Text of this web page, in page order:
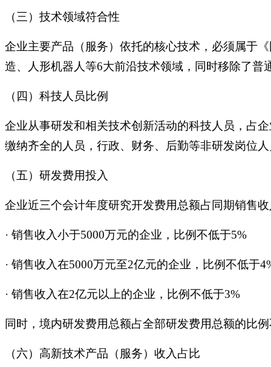
（三）技术领域符合性
企业主要产品（服务）依托的核心技术，必须属于
造、人形机器人等6大前沿技术领域，同时移除了普
（四）科技人员比例
企业从事研发和相关技术创新活动的科技人员，占
缴纳齐全的人员，行政、财务、后勤等非研发岗位
（五）研发费用投入
企业近三个会计年度研究开发费用总额占同期销售
· 销售收入小于5000万元的企业，比例不低于5%
· 销售收入在5000万元至2亿元的企业，比例不低于
· 销售收入在2亿元以上的企业，比例不低于3%
同时，境内研发费用总额占全部研发费用总额的比
（六）高新技术产品（服务）收入占比